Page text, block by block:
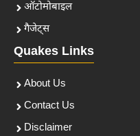
ऑटोमोबाइल
गैजेट्स
Quakes Links
About Us
Contact Us
Disclaimer